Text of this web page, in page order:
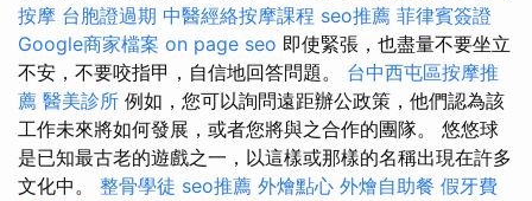
按摩 台胞證過期 中醫經絡按摩課程 seo推薦 菲律賓簽證
Google商家檔案 on page seo 即使緊張，也盡量不要坐立
不安，不要咬指甲，自信地回答問題。 台中西屯區按摩推
薦 醫美診所 例如，您可以詢問遠距辦公政策，他們認為該
工作未來將如何發展，或者您將與之合作的團隊。 悠悠球
是已知最古老的遊戲之一，以這樣或那樣的名稱出現在許多
文化中。 整骨學徒 seo推薦 外燴點心 外燴自助餐 假牙費